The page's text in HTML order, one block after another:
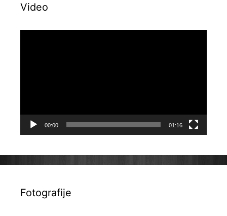
Video
00:00 01:16
Fotografije